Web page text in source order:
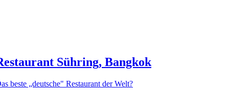
Sühring, Bangkok
beste „deutsche" Restaurant der Welt?